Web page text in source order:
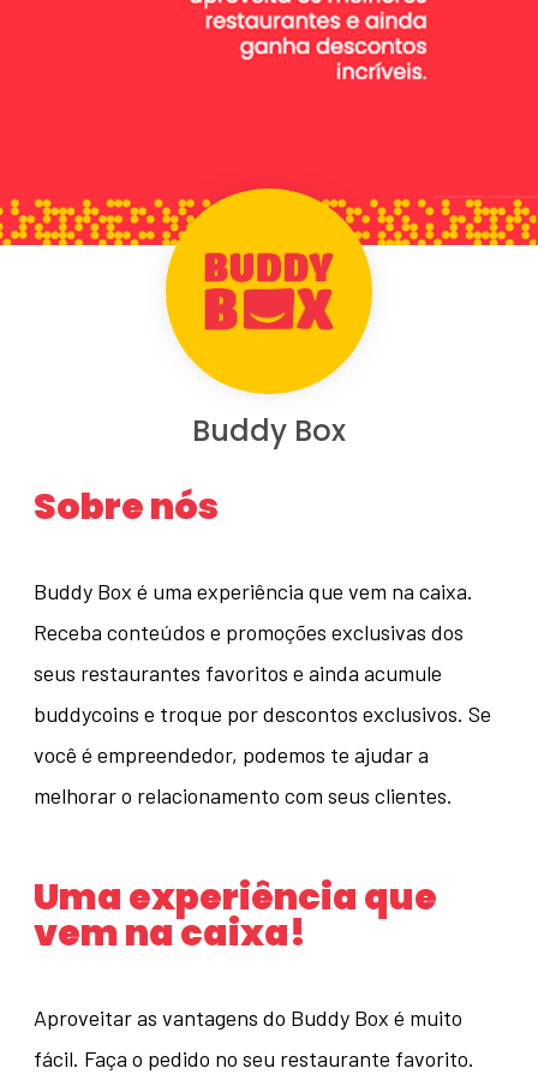
Buddy Box
Sobre nós
Buddy Box é uma experiência que vem na caixa.
Receba conteúdos e promoções exclusivas dos
seus restaurantes favoritos e ainda acumule
buddycoins e troque por descontos exclusivos. Se
você é empreendedor, podemos te ajudar a
melhorar o relacionamento com seus clientes.
Uma experiência que
vem na caixa!
Aproveitar as vantagens do Buddy Box é muito
fácil. Faça o pedido no seu restaurante favorito.